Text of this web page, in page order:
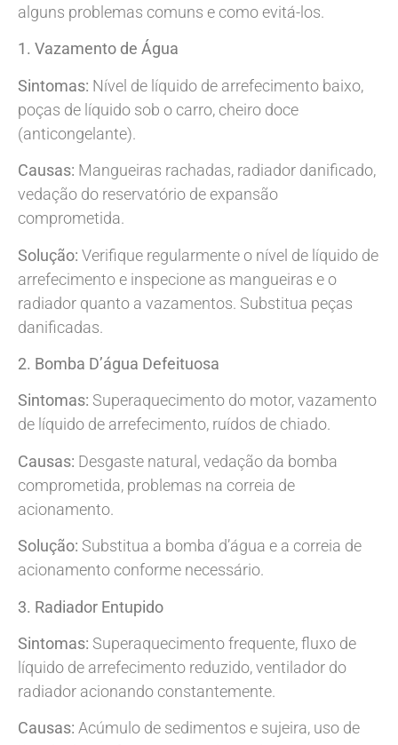
alguns problemas comuns e como evitá-los.
1. Vazamento de Água
Sintomas: Nível de líquido de arrefecimento baixo,
poças de líquido sob o carro, cheiro doce
(anticongelante).
Causas: Mangueiras rachadas, radiador danificado,
vedação do reservatório de expansão
comprometida.
Solução: Verifique regularmente o nível de líquido de
arrefecimento e inspecione as mangueiras e o
radiador quanto a vazamentos. Substitua peças
danificadas.
2. Bomba D’água Defeituosa
Sintomas: Superaquecimento do motor, vazamento
de líquido de arrefecimento, ruídos de chiado.
Causas: Desgaste natural, vedação da bomba
comprometida, problemas na correia de
acionamento.
Solução: Substitua a bomba d’água e a correia de
acionamento conforme necessário.
3. Radiador Entupido
Sintomas: Superaquecimento frequente, fluxo de
líquido de arrefecimento reduzido, ventilador do
radiador acionando constantemente.
Causas: Acúmulo de sedimentos e sujeira, uso de